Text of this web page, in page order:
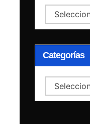
Archivos
Categorías
Categorías